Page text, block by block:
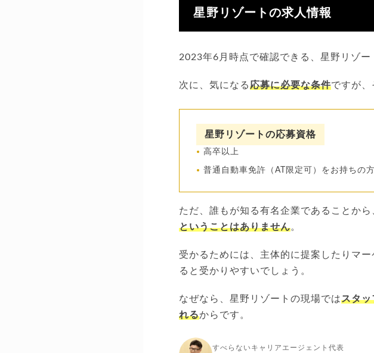
星野リゾートの求人情報
2023年6月時点で確認できる、星野リゾー
次に、気になる応募に必要な条件ですが、
星野リゾートの応募資格
高卒以上
普通自動車免許（AT限定可）をお持ちの方
ただ、誰もが知る有名企業であることか
ということはありません。
受かるためには、主体的に提案したりマ
ると受かりやすいでしょう。
なぜなら、星野リゾートの現場ではスタッ
れるからです。
すべらないキャリアエージェント代表